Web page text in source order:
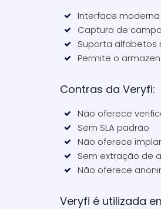
Interface moderna
Captura de
Suporta alfabetos
Permite o
Contras da Veryfi:
Não oferece
Sem SLA padrão
Não oferece
Sem extração de
Não oferece
Veryfi é utilizada